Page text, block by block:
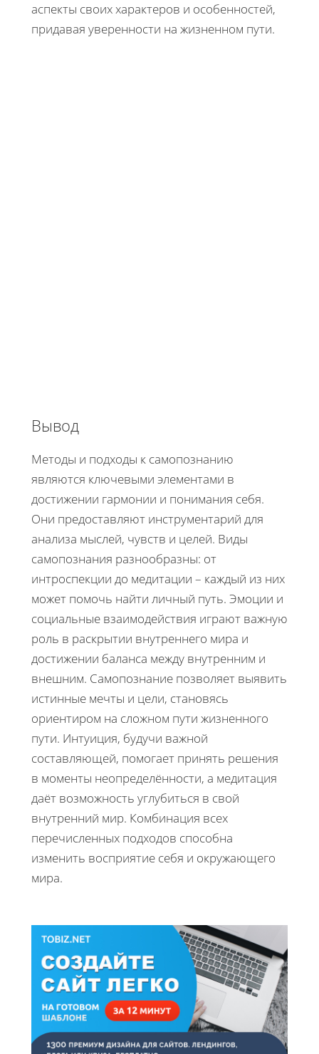
аспекты своих характеров и особенностей,
придавая уверенности на жизненном пути.
Вывод
Методы и подходы к самопознанию
являются ключевыми элементами в
достижении гармонии и понимания себя.
Они предоставляют инструментарий для
анализа мыслей, чувств и целей. Виды
самопознания разнообразны: от
интроспекции до медитации – каждый из них
может помочь найти личный путь. Эмоции и
социальные взаимодействия играют важную
роль в раскрытии внутреннего мира и
достижении баланса между внутренним и
внешним. Самопознание позволяет выявить
истинные мечты и цели, становясь
ориентиром на сложном пути жизненного
пути. Интуиция, будучи важной
составляющей, помогает принять решения
в моменты неопределённости, а медитация
даёт возможность углубиться в свой
внутренний мир. Комбинация всех
перечисленных подходов способна
изменить восприятие себя и окружающего
мира.